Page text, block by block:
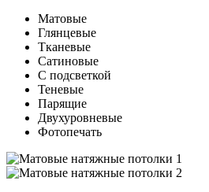
Матовые
Глянцевые
Тканевые
Сатиновые
С подсветкой
Теневые
Парящие
Двухуровневые
Фотопечать